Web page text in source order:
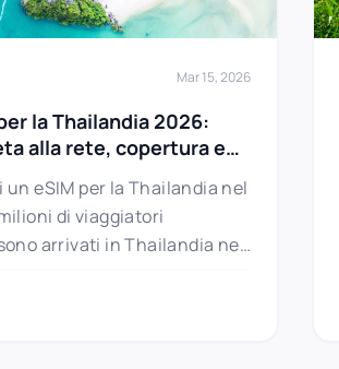
Mar 15, 2026
la Thailandia 2026:
alla rete, copertura e
eSIM per la Thailandia nel
di viaggiatori
arrivati in Thailandia nel